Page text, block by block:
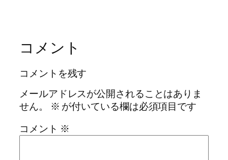
コメント
コメントを残す
メールアドレスが公開されることはありま
せん。
※ が付いている欄は必須項目です
コメント ※